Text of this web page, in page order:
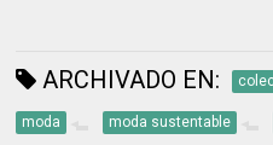
ARCHIVADO EN:
moda moda sustentable